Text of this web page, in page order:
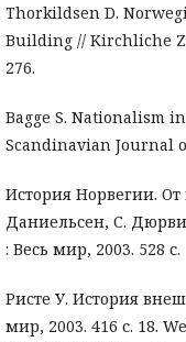
Thorkildsen D.
Building // Kirchliche
276.
Bagge S. Nationalism
Scandinavian Journal
История Норвегии.
Даниельсен, С.
: Весь мир, 2003. 528 с.
Ристе У. История
мир, 2003. 416 с. 18.